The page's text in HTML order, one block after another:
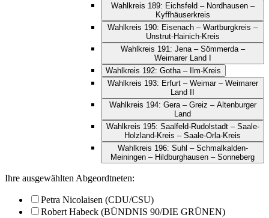
Wahlkreis 189: Eichsfeld – Nordhausen –
Kyffhäuserkreis
Wahlkreis 190: Eisenach – Wartburgkreis –
Unstrut-Hainich-Kreis
Wahlkreis 191: Jena – Sömmerda –
Weimarer Land I
Wahlkreis 192: Gotha – Ilm-Kreis
Wahlkreis 193: Erfurt – Weimar – Weimarer
Land II
Wahlkreis 194: Gera – Greiz – Altenburger
Land
Wahlkreis 195: Saalfeld-Rudolstadt – Saale-
Holzland-Kreis – Saale-Orla-Kreis
Wahlkreis 196: Suhl – Schmalkalden-
Meiningen – Hildburghausen – Sonneberg
Ihre ausgewählten Abgeordtneten:
Petra Nicolaisen (CDU/CSU)
Robert Habeck (BÜNDNIS 90/DIE GRÜNEN)